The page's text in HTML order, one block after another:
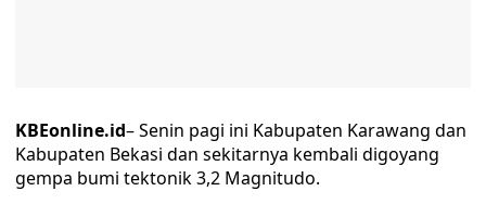
KBEonline.id– Senin pagi ini Kabupaten Karawang dan
Kabupaten Bekasi dan sekitarnya kembali digoyang
gempa bumi tektonik 3,2 Magnitudo.